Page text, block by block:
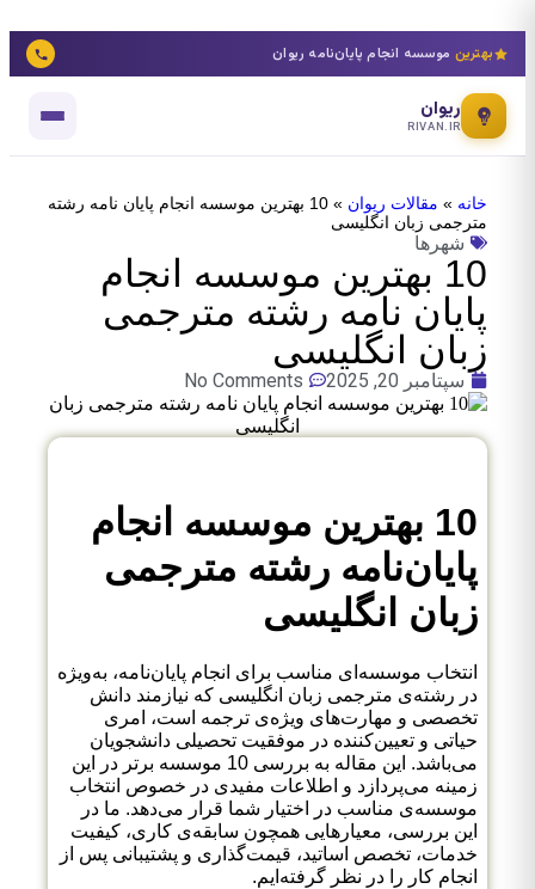
بهترین موسسه انجام پایان‌نامه ریوان
ریوان
RIVAN.IR
خانه » مقالات ریوان »
10 بهترین موسسه انجام پایان نامه رشته
مترجمی زبان انگلیسی
شهرها
10 بهترین موسسه انجام
پایان نامه رشته مترجمی
زبان انگلیسی
سپتامبر 20, 2025 No Comments
10 بهترین موسسه انجام
پایان‌نامه رشته مترجمی
زبان انگلیسی
انتخاب موسسه‌ای مناسب برای انجام پایان‌نامه، به‌ویژه
در رشته‌ی مترجمی زبان انگلیسی که نیازمند دانش
تخصصی و مهارت‌های ویژه‌ی ترجمه است، امری
حیاتی و تعیین‌کننده در موفقیت تحصیلی دانشجویان
می‌باشد. این مقاله به بررسی 10 موسسه برتر در این
زمینه می‌پردازد و اطلاعات مفیدی در خصوص انتخاب
موسسه‌ی مناسب در اختیار شما قرار می‌دهد. ما در
این بررسی، معیارهایی همچون سابقه‌ی کاری، کیفیت
خدمات، تخصص اساتید، قیمت‌گذاری و پشتیبانی پس از
انجام کار را در نظر گرفته‌ایم.